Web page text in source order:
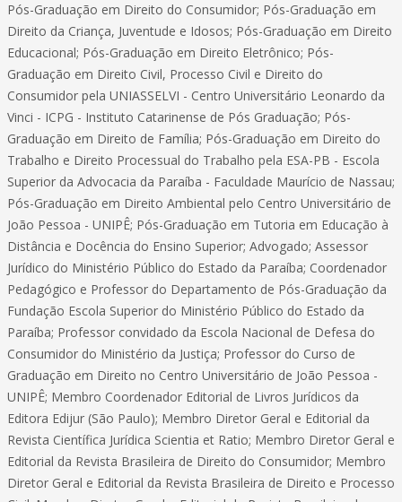
Pós-Graduação em Direito do Consumidor; Pós-Graduação em
Direito da Criança, Juventude e Idosos; Pós-Graduação em Direito
Educacional; Pós-Graduação em Direito Eletrônico; Pós-
Graduação em Direito Civil, Processo Civil e Direito do
Consumidor pela UNIASSELVI - Centro Universitário Leonardo da
Vinci - ICPG - Instituto Catarinense de Pós Graduação; Pós-
Graduação em Direito de Família; Pós-Graduação em Direito do
Trabalho e Direito Processual do Trabalho pela ESA-PB - Escola
Superior da Advocacia da Paraíba - Faculdade Maurício de Nassau;
Pós-Graduação em Direito Ambiental pelo Centro Universitário de
João Pessoa - UNIPÊ; Pós-Graduação em Tutoria em Educação à
Distância e Docência do Ensino Superior; Advogado; Assessor
Jurídico do Ministério Público do Estado da Paraíba; Coordenador
Pedagógico e Professor do Departamento de Pós-Graduação da
Fundação Escola Superior do Ministério Público do Estado da
Paraíba; Professor convidado da Escola Nacional de Defesa do
Consumidor do Ministério da Justiça; Professor do Curso de
Graduação em Direito no Centro Universitário de João Pessoa -
UNIPÊ; Membro Coordenador Editorial de Livros Jurídicos da
Editora Edijur (São Paulo); Membro Diretor Geral e Editorial da
Revista Científica Jurídica Scientia et Ratio; Membro Diretor Geral e
Editorial da Revista Brasileira de Direito do Consumidor; Membro
Diretor Geral e Editorial da Revista Brasileira de Direito e Processo